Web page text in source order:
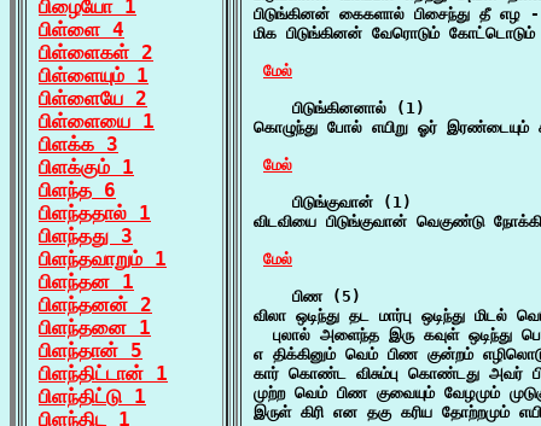
பிழையோ 1
பிள்ளை 4
பிள்ளைகள் 2
பிள்ளையும் 1
பிள்ளையே 2
பிள்ளையை 1
பிளக்க 3
பிளக்கும் 1
பிளந்த 6
பிளந்ததால் 1
பிளந்தது 3
பிளந்தவாறும் 1
பிளந்தன 1
பிளந்தனன் 2
பிளந்தனை 1
பிளந்தான் 5
பிளந்திட்டான் 1
பிளந்திட்டு 1
பிளந்திட 1
பிடுங்கினன் கைகளால் பிசைந்து தீ எழ
மிக பிடுங்கினன் வேரொடும்
மேல்
    பிடுங்கினனால் (1)
கொழுந்து போல் எயிறு ஓர்
மேல்
    பிடுங்குவான் (1)
விடவியை பிடுங்குவான் வெகுண்டு
மேல்
    பிண (5)
விலா ஒடிந்து தட மார்பு ஒடிந்து மிடல்
புலால் அளைந்த இரு கவுள் ஒடிந்து
எ திக்கினும் வெம் பிண குன்றம்
கார் கொண்ட விசும்பு கொண்டது அவர்
முற்ற வெம் பிண குவையும் வேழமும்
இருள் கிரி என தகு கரிய தோற்றமும்